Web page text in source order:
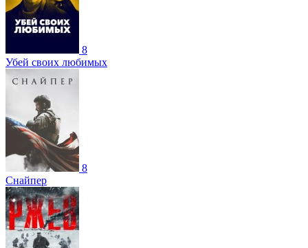
8
Убей своих любимых
8
Снайпер